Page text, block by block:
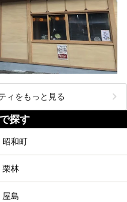
ィをもっと見る
探す
昭和町
栗林
屋島